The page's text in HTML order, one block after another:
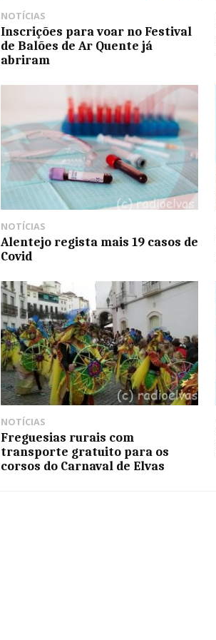
NOTÍCIAS
Inscrições para voar no Festival
de Balões de Ar Quente já
abriram
NOTÍCIAS
Alentejo regista mais 19 casos de
Covid
NOTÍCIAS
Freguesias rurais com
transporte gratuito para os
corsos do Carnaval de Elvas